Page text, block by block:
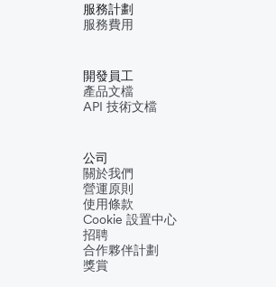
服務計劃
服務費用
開發員工
產品文檔
API 技術文檔
公司
關於我們
營運原則
使用條款
Cookie 設置中心
招聘
合作夥伴計劃
獎賞